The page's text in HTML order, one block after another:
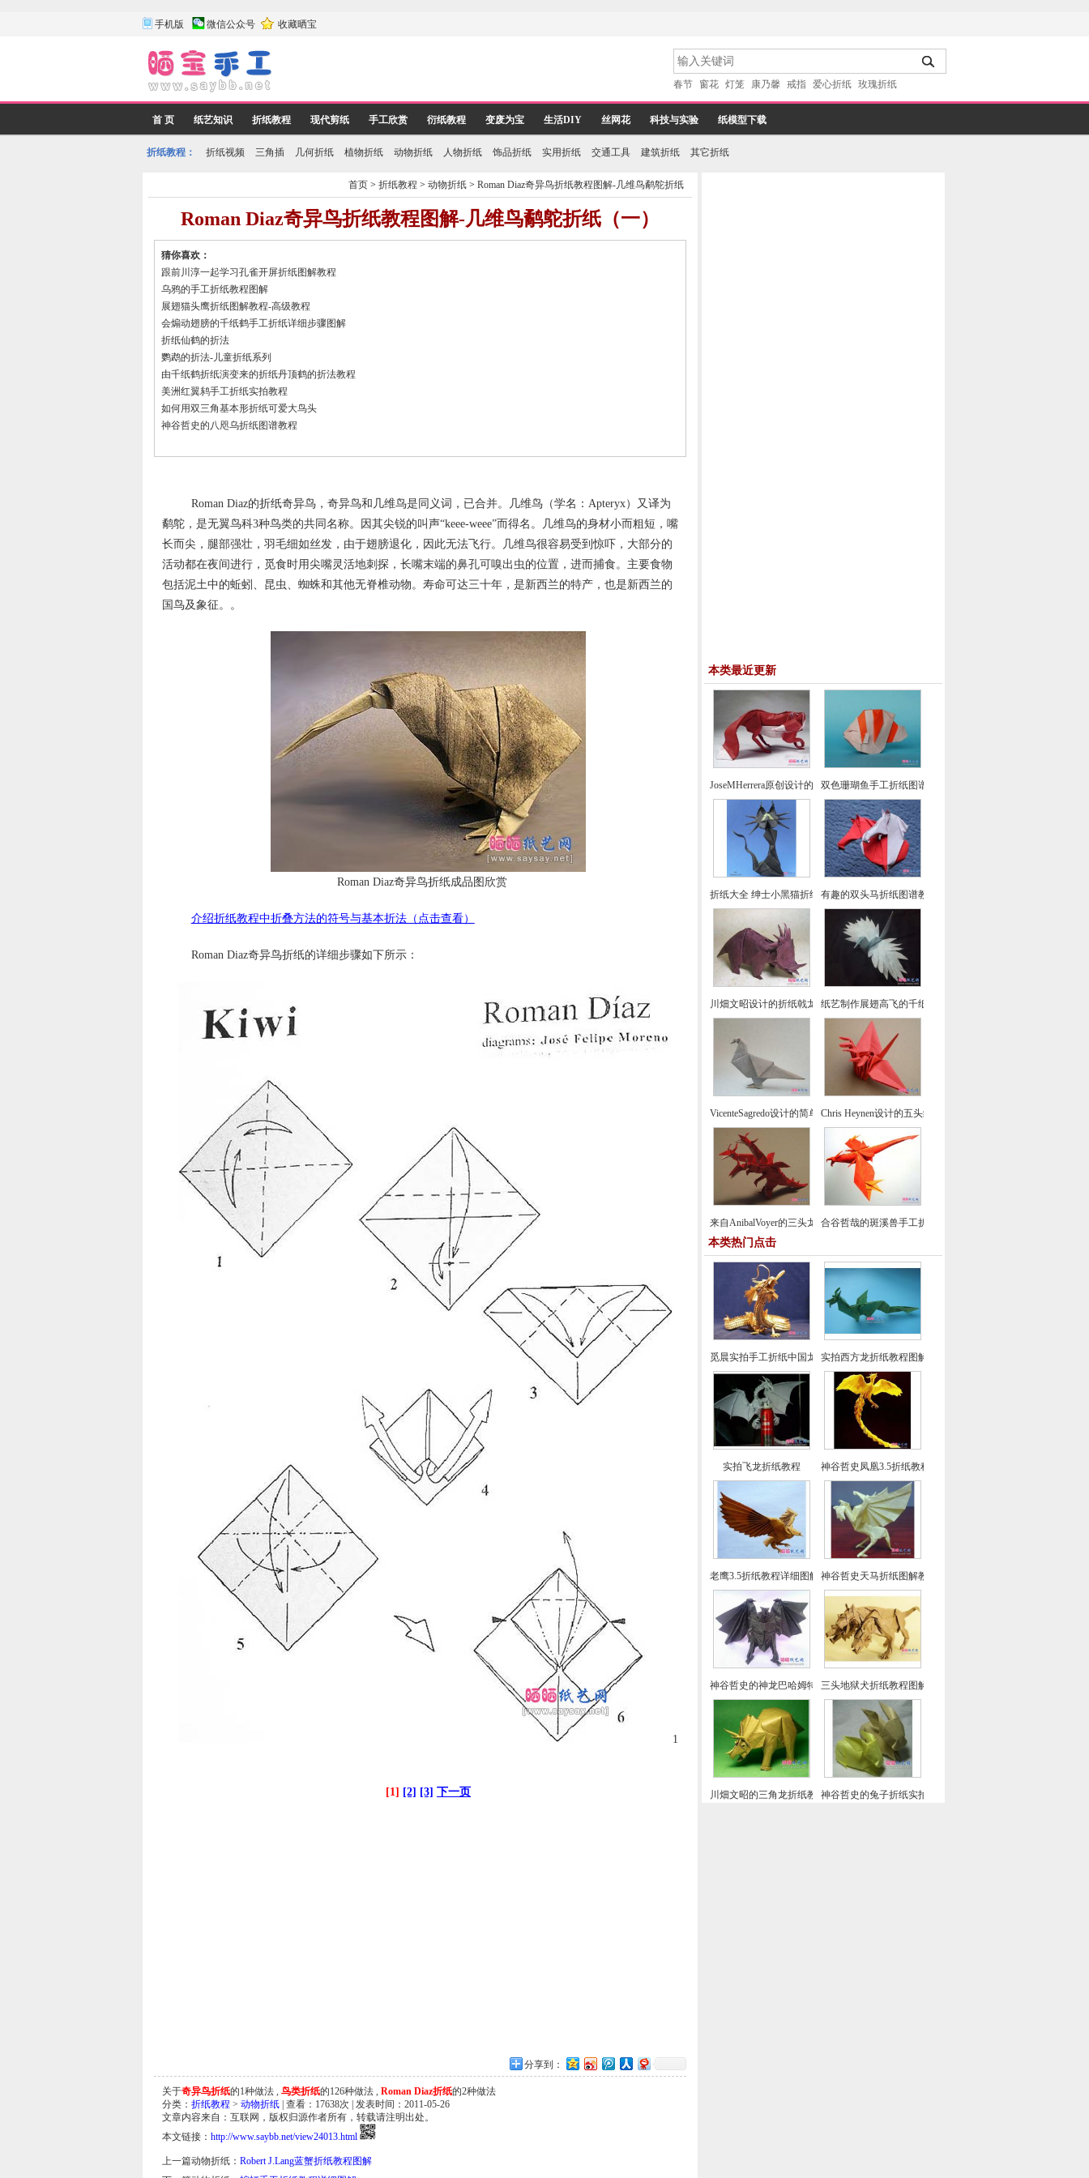
手机版 微信公众号 收藏晒宝
春节 窗花 灯笼 康乃馨 戒指 爱心折纸 玫瑰折纸
首 页 纸艺知识 折纸教程 现代剪纸 手工欣赏 衍纸教程 变废为宝 生活DIY 丝网花 科技与实验 纸模型下载
折纸教程： 折纸视频 三角插 几何折纸 植物折纸 动物折纸 人物折纸 饰品折纸 实用折纸 交通工具 建筑折纸 其它折纸
首页 >折纸教程 >动物折纸 >Roman Diaz奇异鸟折纸教程图解-几维鸟鹬鸵折纸
Roman Diaz奇异鸟折纸教程图解-几维鸟鹬鸵折纸（一）
猜你喜欢：
跟前川淳一起学习孔雀开屏折纸图解教程
乌鸦的手工折纸教程图解
展翅猫头鹰折纸图解教程-高级教程
会煽动翅膀的千纸鹤手工折纸详细步骤图解
折纸仙鹤的折法
鹦鹉的折法-儿童折纸系列
由千纸鹤折纸演变来的折纸丹顶鹤的折法教程
美洲红翼鸫手工折纸实拍教程
如何用双三角基本形折纸可爱大鸟头
神谷哲史的八咫乌折纸图谱教程
Roman Diaz的折纸奇异鸟，奇异鸟和几维鸟是同义词，已合并。几维鸟（学名：Apteryx）又译为
鹬鸵，是无翼鸟科3种鸟类的共同名称。因其尖锐的叫声“keee-weee”而得名。几维鸟的身材小而粗短，嘴
长而尖，腿部强壮，羽毛细如丝发，由于翅膀退化，因此无法飞行。几维鸟很容易受到惊吓，大部分的
活动都在夜间进行，觅食时用尖嘴灵活地刺探，长嘴末端的鼻孔可嗅出虫的位置，进而捕食。主要食物
包括泥土中的蚯蚓、昆虫、蜘蛛和其他无脊椎动物。寿命可达三十年，是新西兰的特产，也是新西兰的
国鸟及象征。。
Roman Diaz奇异鸟折纸成品图欣赏
介绍折纸教程中折叠方法的符号与基本折法（点击查看）
Roman Diaz奇异鸟折纸的详细步骤如下所示：
1
[1] [2] [3] 下一页
分享到：
关于奇异鸟折纸的1种做法 , 鸟类折纸的126种做法 , Roman Diaz折纸的2种做法
分类： 折纸教程 > 动物折纸| 查看： 17638次 | 发表时间：2011-05-26
文章内容来自：互联网，版权归源作者所有，转载请注明出处。
本文链接： http://www.saybb.net/view24013.html
上一篇动物折纸： Robert J.Lang蓝蟹折纸教程图解
本类最近更新
JoseMHerrera原创设计的回头望小狐狸折纸
双色珊瑚鱼手工折纸图谱教程
折纸大全 绅士小黑猫折纸方法教程有趣的双头马折纸图谱教程
川畑文昭设计的折纸戟龙图谱教程纸艺制作展翅高飞的千纸鹤折纸图文教程
VicenteSagredo设计的简单鸽子折纸教程Chris Heynen设计的五头纸鹤折纸图谱教程
来自AnibalVoyer的三头龙折纸图谱教程合谷哲哉的斑溪兽手工折纸教程
本类热门点击
觅晨实拍手工折纸中国龙组合纸艺制作教程
实拍西方龙折纸教程图解-飞龙折纸
实拍飞龙折纸教程 神谷哲史凤凰3.5折纸教程-高级教程
老鹰3.5折纸教程详细图解-高级教程神谷哲史天马折纸图解教程
神谷哲史的神龙巴哈姆特折纸教程三头地狱犬折纸教程图解-神谷哲史折纸之
川畑文昭的三角龙折纸教程图解神谷哲史的兔子折纸实拍教程(超详细)